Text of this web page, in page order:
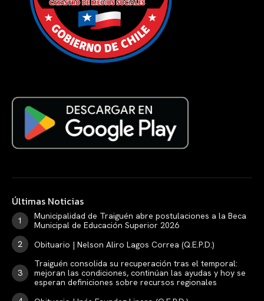
Últimas Noticias
Municipalidad de Traiguén abre postulaciones a la Beca
Municipal de Educación Superior 2026
Obituario | Nelson Aliro Lagos Correa (Q.E.P.D.)
Traiguén consolida su recuperación tras el temporal:
mejoran las condiciones, continúan las ayudas y hoy se
esperan definiciones sobre recursos regionales